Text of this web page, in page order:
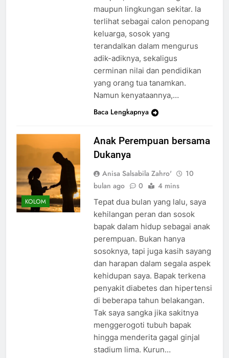
maupun lingkungan sekitar. Ia
terlihat sebagai calon penopang
keluarga, sosok yang
terandalkan dalam mengurus
adik-adiknya, sekaligus
cerminan nilai dan pendidikan
yang orang tua tanamkan.
Namun kenyataannya,…
Baca Lengkapnya
KOLOM
Anak Perempuan bersama
Dukanya
Anisa Salsabila Zahro'
10
bulan ago
0 4 mins
Tepat dua bulan yang lalu, saya
kehilangan peran dan sosok
bapak dalam hidup sebagai anak
perempuan. Bukan hanya
sosoknya, tapi juga kasih sayang
dan harapan dalam segala aspek
kehidupan saya. Bapak terkena
penyakit diabetes dan hipertensi
di beberapa tahun belakangan.
Tak saya sangka jika sakitnya
menggerogoti tubuh bapak
hingga menderita gagal ginjal
stadium lima. Kurun…